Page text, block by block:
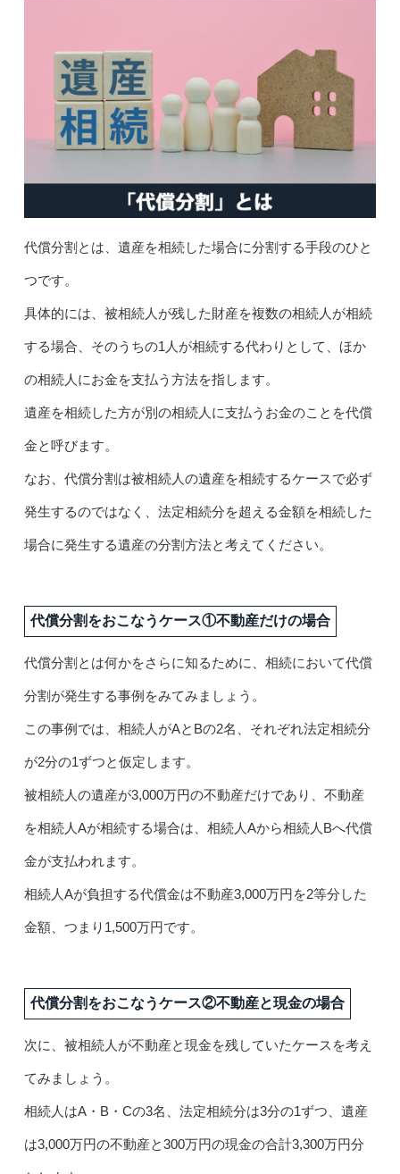
代償分割とは、遺産を相続した場合に分割する手段のひと
つです。
具体的には、被相続人が残した財産を複数の相続人が相続
する場合、そのうちの1人が相続する代わりとして、ほか
の相続人にお金を支払う方法を指します。
遺産を相続した方が別の相続人に支払うお金のことを代償
金と呼びます。
なお、代償分割は被相続人の遺産を相続するケースで必ず
発生するのではなく、法定相続分を超える金額を相続した
場合に発生する遺産の分割方法と考えてください。
代償分割をおこなうケース①不動産だけの場合
代償分割とは何かをさらに知るために、相続において代償
分割が発生する事例をみてみましょう。
この事例では、相続人がAとBの2名、それぞれ法定相続分
が2分の1ずつと仮定します。
被相続人の遺産が3,000万円の不動産だけであり、不動産
を相続人Aが相続する場合は、相続人Aから相続人Bへ代償
金が支払われます。
相続人Aが負担する代償金は不動産3,000万円を2等分した
金額、つまり1,500万円です。
代償分割をおこなうケース②不動産と現金の場合
次に、被相続人が不動産と現金を残していたケースを考え
てみましょう。
相続人はA・B・Cの3名、法定相続分は3分の1ずつ、遺産
は3,000万円の不動産と300万円の現金の合計3,300万円分